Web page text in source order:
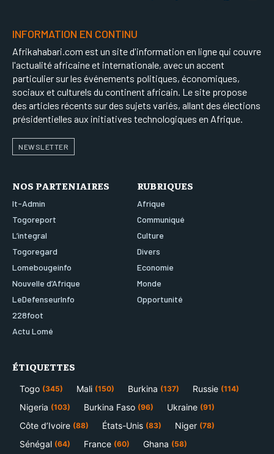
INFORMATION EN CONTINU
Afrikahabari.com est un site d'information en ligne qui couvre
l'actualité africaine et internationale, avec un accent
particulier sur les événements politiques, économiques,
sociaux et culturels du continent africain. Le site propose
des articles récents sur des sujets variés, allant des élections
présidentielles aux initiatives technologiques en Afrique.
NEWSLETTER
NOS PARTENIAIRES
It-Admin
Togoreport
L’integral
Togoregard
Lomebougeinfo
Nouvelle d’Afrique
LeDefenseurInfo
228foot
Actu Lomé
RUBRIQUES
Afrique
Communiqué
Culture
Divers
Economie
Monde
Opportunité
ÉTIQUETTES
Togo (345) Mali (150) Burkina (137) Russie (114)
Nigeria (103) Burkina Faso (96) Ukraine (91)
Côte d’Ivoire (88) États-Unis (83) Niger (78)
Sénégal (64) France (60) Ghana (58)